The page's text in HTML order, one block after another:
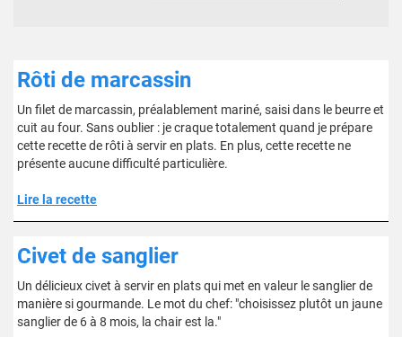
Rôti de marcassin
Un filet de marcassin, préalablement mariné, saisi dans le beurre et
cuit au four. Sans oublier : je craque totalement quand je prépare
cette recette de rôti à servir en plats. En plus, cette recette ne
présente aucune difficulté particulière.
Lire la recette
Civet de sanglier
Un délicieux civet à servir en plats qui met en valeur le sanglier de
manière si gourmande. Le mot du chef: "choisissez plutôt un jaune
sanglier de 6 à 8 mois, la chair est la."